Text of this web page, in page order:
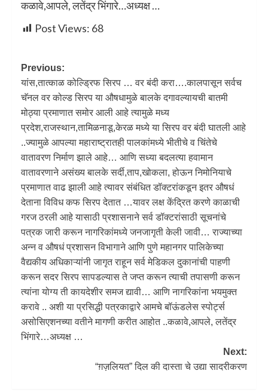
कळावे,आपले, लतेंद्र भिंगारे…अध्यक्ष …
Post Views: 68
Previous:
यांस,तात्काळ कोल्ड्रिफ सिरप … वर बंदी करा….कालपासून सर्वच
चॅनल वर कोल्ड सिरप या औषधामुळे बालके दगावल्यायची बातमी
मोठ्या प्रमाणात समोर आली आहे त्यामुळे मध्य
प्रदेश,राजस्थान,तामिळनाडू,केरळ मध्ये या सिरप वर बंदी घातली आहे
..ज्यामुळे आपल्या महाराष्ट्रातही पालकांमध्ये भीतीचे व चिंतेचे
वातावरण निर्माण झाले आहे… आणि सध्या बदलत्या हवामान
वातावरणाने असंख्य बालके सर्दी,ताप,खोकला, होऊन निमोनियाचे
प्रमाणात वाढ झाली आहे त्यावर संबंधित डॉक्टरांकडून इतर औषधं
देताना विविध कफ सिरप देतात …यावर लक्ष केंद्रित करणे काळाची
गरज ठरली आहे यासाठी प्रशासनाने सर्व डॉक्टरांसाठी सूचनांचे
पत्रक जारी करून नागरिकांमध्ये जनजागृती केली जावी… राज्याच्या
अन्न व औषधं प्रशासन विभागाने आणि पुणे महानगर पालिकेच्या
वैद्यकीय अधिकाऱ्यांनी जागृत राहून सर्व मेडिकल दुकानांची पाहणी
करून सदर सिरप सापडल्यास ते जप्त करून त्याची तपासणी करून
त्यांना योग्य ती कायदेशीर समज द्यावी… आणि नागरिकांना भयमुक्त
करावे .. अशी या प्रसिद्धी पत्रकाद्वारे आमचे बॉऊंडलेस स्पोर्ट्स
असोसिएशनच्या वतीने मागणी करीत आहोत ..कळावे,आपले, लतेंद्र
भिंगारे…अध्यक्ष …
Next:
“ग़ज़लियत” दिल की दास्ता चे उद्या सादरीकरण